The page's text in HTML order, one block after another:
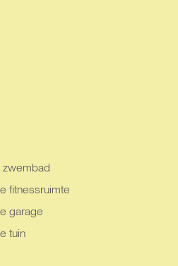
fitnessruimte
garage
tuin